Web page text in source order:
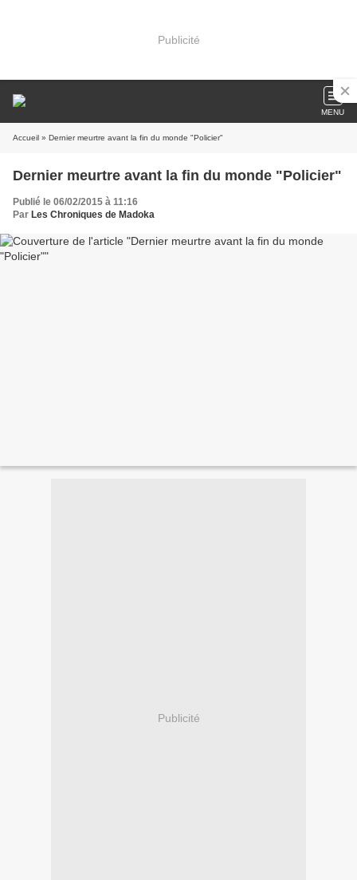
Publicité
MENU
Accueil » Dernier meurtre avant la fin du monde "Policier"
Dernier meurtre avant la fin du monde "Policier"
Publié le 06/02/2015 à 11:16
Par Les Chroniques de Madoka
Publicité